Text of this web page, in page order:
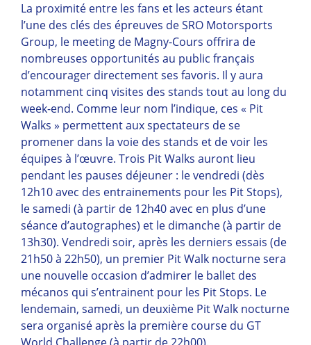
La proximité entre les fans et les acteurs étant
l’une des clés des épreuves de SRO Motorsports
Group, le meeting de Magny-Cours offrira de
nombreuses opportunités au public français
d’encourager directement ses favoris. Il y aura
notamment cinq visites des stands tout au long du
week-end. Comme leur nom l’indique, ces « Pit
Walks » permettent aux spectateurs de se
promener dans la voie des stands et de voir les
équipes à l’œuvre. Trois Pit Walks auront lieu
pendant les pauses déjeuner : le vendredi (dès
12h10 avec des entrainements pour les Pit Stops),
le samedi (à partir de 12h40 avec en plus d’une
séance d’autographes) et le dimanche (à partir de
13h30). Vendredi soir, après les derniers essais (de
21h50 à 22h50), un premier Pit Walk nocturne sera
une nouvelle occasion d’admirer le ballet des
mécanos qui s’entrainent pour les Pit Stops. Le
lendemain, samedi, un deuxième Pit Walk nocturne
sera organisé après la première course du GT